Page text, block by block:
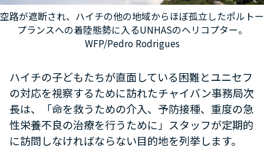
空路が遮断され、ハイチの他の地域からほぼ孤立したポルトー
プランスへの着陸態勢に入るUNHASのヘリコプター。
WFP/Pedro Rodrigues
ハイチの子どもたちが直面している困難とユニセフ
の対応を視察するために訪れたチャイバン事務局次
長は、「命を救うための介入、予防接種、重度の急
性栄養不良の治療を行うために」スタッフが定期的
に訪問しなければならない目的地を列挙します。